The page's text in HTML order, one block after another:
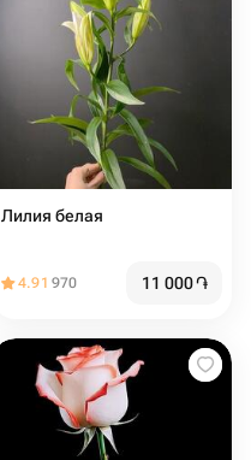
Лилия белая
4.91 970 11 000֏